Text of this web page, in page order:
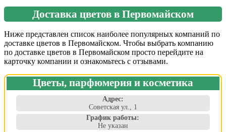
Доставка цветов в Первомайском
Ниже представлен список наиболее популярных компаний по
доставке цветов в Первомайском. Чтобы выбрать компанию
по доставке цветов в Первомайском просто перейдите на
карточку компании и ознакомьтесь с отзывами.
Цветы, парфюмерия и косметика
Адрес:
Советская ул., 1
График работы:
Не указан